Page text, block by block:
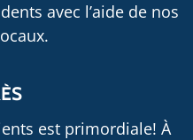
avec l’aide de nos
est primordiale! À